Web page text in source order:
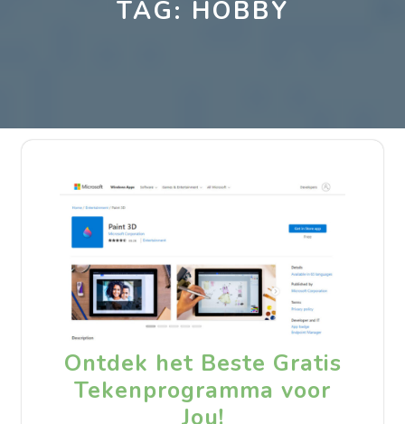
TAG: HOBBY
Ontdek het Beste Gratis
Tekenprogramma voor